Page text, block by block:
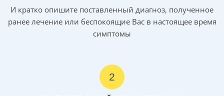
И кратко опишите поставленный диагноз, полученное
ранее лечение или беспокоящие Вас в настоящее время
симптомы
2